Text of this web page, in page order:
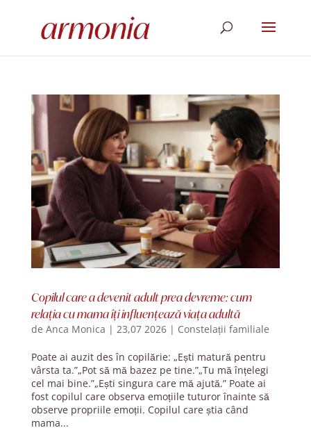
Copilul care a devenit adult prea devreme: cum
relația cu mama îți influențează viața adultă
de Anca Monica | 23,07 2026| Constelații familiale
Poate ai auzit des în copilărie: „Ești matură pentru
vârsta ta.”„Pot să mă bazez pe tine.”„Tu mă înțelegi
cel mai bine.”„Ești singura care mă ajută.” Poate ai
fost copilul care observa emoțiile tuturor înainte să
observe propriile emoții. Copilul care știa când
mama...